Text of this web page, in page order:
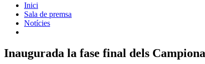
Inici
Sala de premsa
Notícies
Inaugurada la fase final dels